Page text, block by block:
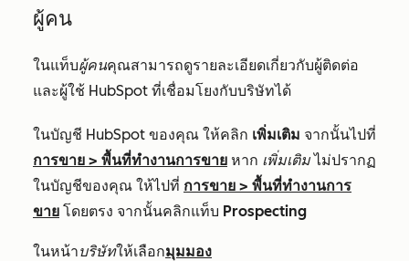
ผู้คน
ในแท็บผู้คนคุณสามารถดูรายละเอียดเกี่ยวกับผู้ติดต่อ
และผู้ใช้ HubSpot ที่เชื่อมโยงกับบริษัทได้
ในบัญชี HubSpot ของคุณ ให้คลิก เพิ่มเติม จากนั้นไปที่
การขาย > พื้นที่ทำงานการขาย หาก เพิ่มเติมไม่ปรากฏ
ในบัญชีของคุณ ให้ไปที่ การขาย > พื้นที่ทำงานการ
ขาย โดยตรง จากนั้นคลิกแท็บ Prospecting
ในหน้าบริษัทให้เลือกมุมมอง